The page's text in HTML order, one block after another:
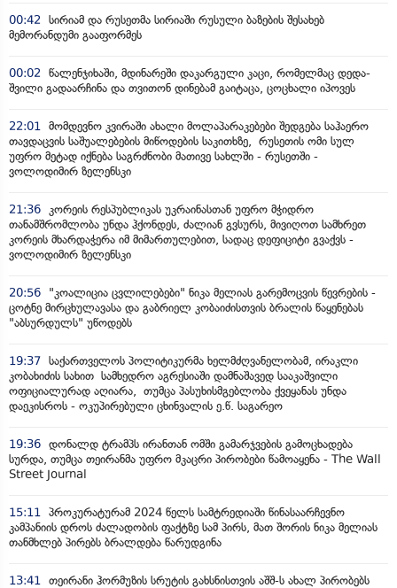
00:42 სირიამ და რუსეთმა სირიაში რუსული ბაზების შესახებ
მემორანდუმი გააფორმეს
00:02 წალენჯიხაში, მდინარეში დაკარგული კაცი, რომელმაც დედა-
შვილი გადაარჩინა და თვითონ დინებამ გაიტაცა, ცოცხალი იპოვეს
22:01 მომდევნო კვირაში ახალი მოლაპარაკებები შედგება საჰაერო
თავდაცვის საშუალებების მიწოდების საკითხზე, რუსეთის ომი სულ
უფრო მეტად იქნება საგრძნობი მათივე სახლში - რუსეთში -
ვოლოდიმირ ზელენსკი
21:36 კორეის რესპუბლიკას უკრაინასთან უფრო მჭიდრო
თანამშრომლობა უნდა ჰქონდეს, ძალიან გვსურს, მივიღოთ სამხრეთ
კორეის მხარდაჭერა იმ მიმართულებით, სადაც დეფიციტი გვაქვს -
ვოლოდიმირ ზელენსკი
20:56
"კოალიცია ცვლილებები" ნიკა მელიას გარემოცვის წევრების -
ცოტნე მირცხულავასა და გაბრიელ კობაიძისთვის ბრალის წაყენებას
"აბსურდულს" უწოდებს
19:37 საქართველოს პოლიტიკურმა ხელმძღვანელობამ, ირაკლი
კობახიძის სახით სამხედრო აგრესიაში დამნაშავედ სააკაშვილი
ოფიციალურად აღიარა, თუმცა პასუხისმგებლობა ქვეყანას უნდა
დაეკისროს - ოკუპირებული ცხინვალის ე.წ. საგარეო
19:36 დონალდ ტრამპს ირანთან ომში გამარჯვების გამოცხადება
სურდა, თუმცა თეირანმა უფრო მკაცრი პირობები წამოაყენა - The Wall
Street Journal
15:11 პროკურატურამ 2024 წელს სამტრედიაში წინასაარჩევნო
კამპანიის დროს ძალადობის ფაქტზე სამ პირს, მათ შორის ნიკა მელიას
თანმხლებ პირებს ბრალდება წარუდგინა
13:41 თეირანი ჰორმუზის სრუტის გახსნისთვის აშშ-ს ახალ პირობებს